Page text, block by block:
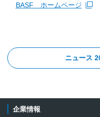
BASF ホームページ
ニュース
企業情報